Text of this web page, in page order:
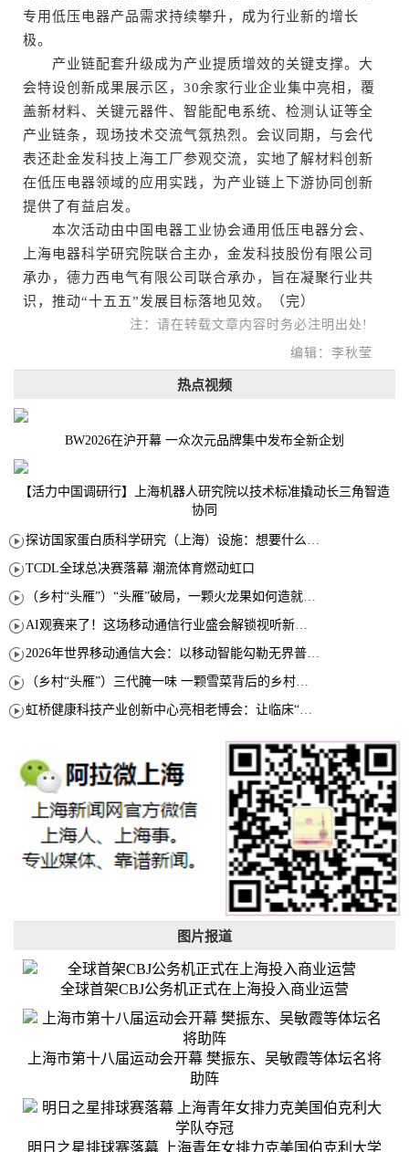
专用低压电器产品需求持续攀升，成为行业新的增长
极。
产业链配套升级成为产业提质增效的关键支撑。大
会特设创新成果展示区，30余家行业企业集中亮相，覆
盖新材料、关键元器件、智能配电系统、检测认证等全
产业链条，现场技术交流气氛热烈。会议同期，与会代
表还赴金发科技上海工厂参观交流，实地了解材料创新
在低压电器领域的应用实践，为产业链上下游协同创新
提供了有益启发。
本次活动由中国电器工业协会通用低压电器分会、
上海电器科学研究院联合主办，金发科技股份有限公司
承办，德力西电气有限公司联合承办，旨在凝聚行业共
识，推动“十五五”发展目标落地见效。（完）
注：请在转载文章内容时务必注明出处!
编辑：李秋莹
热点视频
BW2026在沪开幕 一众次元品牌集中发布全新企划
【活力中国调研行】上海机器人研究院以技术标准撬动长三角智造
协同
探访国家蛋白质科学研究（上海）设施：想要什么蛋白 AI直接设计合成
TCDL全球总决赛落幕 潮流体育燃动虹口
（乡村“头雁”）“头雁”破局，一颗火龙果如何造就沪上乡村特色产业化路径
AI观赛来了！这场移动通信行业盛会解锁视听新玩法
2026年世界移动通信大会：以移动智能勾勒无界普惠新愿景
（乡村“头雁”）三代腌一味 一颗雪菜背后的乡村致富经
虹桥健康科技产业创新中心亮相老博会：让临床“需求”定义银发经济新生态
图片报道
全球首架CBJ公务机正式在上海投入商业运营
上海市第十八届运动会开幕 樊振东、吴敏霞等体坛名将
助阵
明日之星排球赛落幕 上海青年女排力克美国伯克利大学